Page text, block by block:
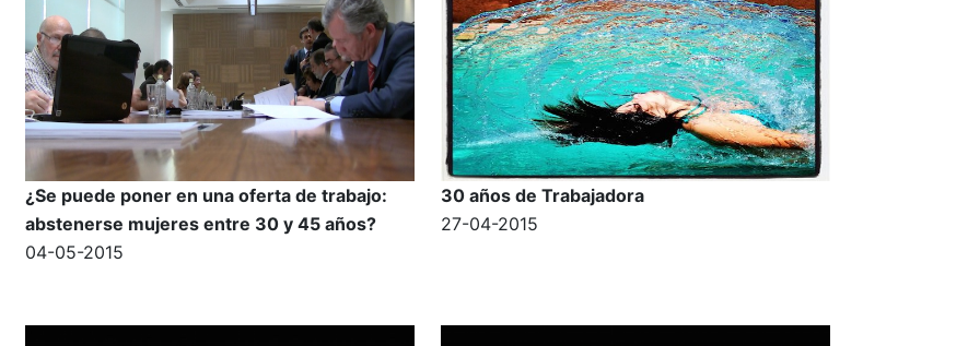
¿Se puede poner en una oferta de trabajo:
abstenerse mujeres entre 30 y 45 años?
04-05-2015
30 años de Trabajadora
27-04-2015